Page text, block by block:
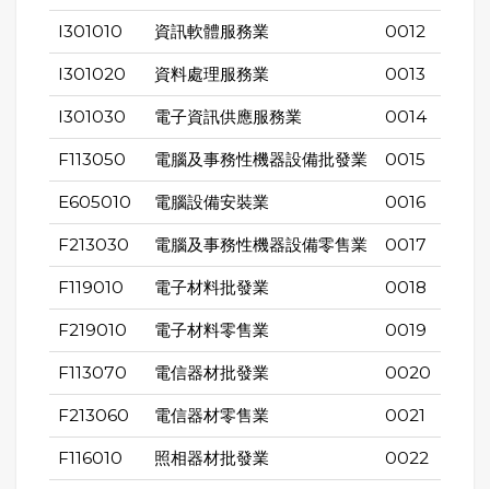
I301010 資訊軟體服務業 0012
I301020 資料處理服務業 0013
I301030 電子資訊供應服務業 0014
F113050 電腦及事務性機器設備批發業 0015
E605010 電腦設備安裝業 0016
F213030 電腦及事務性機器設備零售業 0017
F119010 電子材料批發業 0018
F219010 電子材料零售業 0019
F113070 電信器材批發業 0020
F213060 電信器材零售業 0021
F116010 照相器材批發業 0022